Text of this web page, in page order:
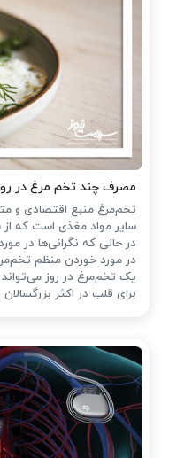
مصرف چند تخم مرغ در
سایر مواد مغذی است که
در حالی که نگرانی‌ها در
در مورد خوردن منظم
یک تخم‌مرغ در روز
برای قلب در اکثر بزرگسالان